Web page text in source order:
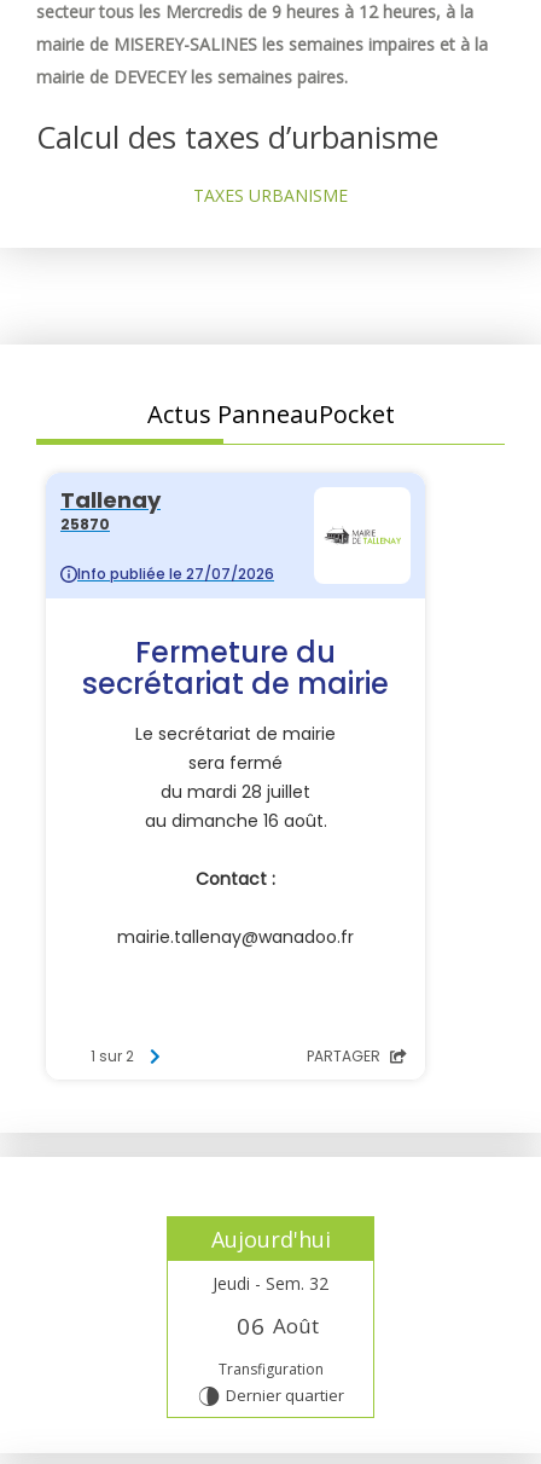
secteur tous les Mercredis de 9 heures à 12 heures, à la
mairie de MISEREY-SALINES les semaines impaires et à la
mairie de DEVECEY les semaines paires.
Calcul des taxes d’urbanisme
TAXES URBANISME
Actus PanneauPocket
Aujourd'hui
Jeudi - Sem. 32
06 Août
Transfiguration
U Dernier quartier